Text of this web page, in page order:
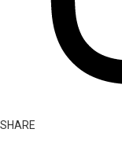
SHARE